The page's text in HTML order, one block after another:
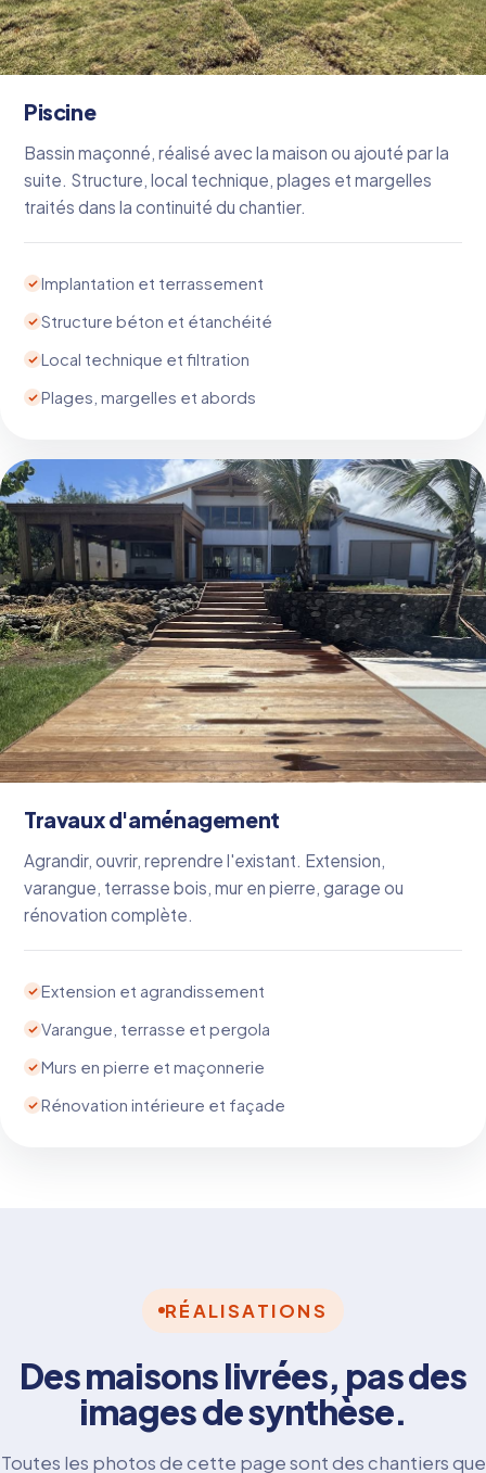
Piscine
Bassin maçonné, réalisé avec la maison ou ajouté par la
suite. Structure, local technique, plages et margelles
traités dans la continuité du chantier.
Implantation et terrassement
Structure béton et étanchéité
Local technique et filtration
Plages, margelles et abords
Travaux d'aménagement
Agrandir, ouvrir, reprendre l'existant. Extension,
varangue, terrasse bois, mur en pierre, garage ou
rénovation complète.
Extension et agrandissement
Varangue, terrasse et pergola
Murs en pierre et maçonnerie
Rénovation intérieure et façade
RÉALISATIONS
Des maisons livrées, pas des
images de synthèse.
Toutes les photos de cette page sont des chantiers que